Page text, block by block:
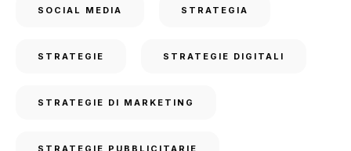
SOCIAL MEDIA STRATEGIA
STRATEGIE STRATEGIE DIGITALI
STRATEGIE DI MARKETING
STRATEGIE PUBBLICITARIE